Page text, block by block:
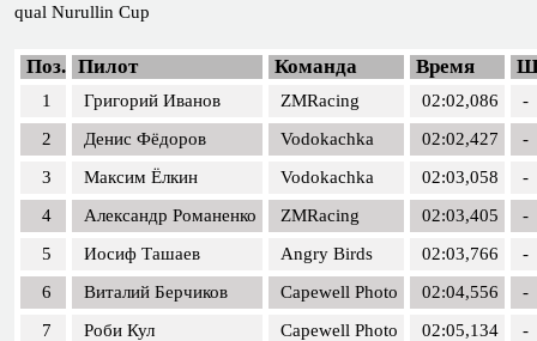
qual Nurullin Cup
Поз. Пилот Команда Время
1 Григорий Иванов ZMRacing 02:02,086
-
2
Денис Фёдоров Vodokachka 02:02,427
-
3
Максим Ёлкин Vodokachka 02:03,058
-
4
Александр Романенко ZMRacing 02:03,405
-
5
Иосиф Ташаев Angry Birds 02:03,766
-
6
Виталий Берчиков Capewell Photo 02:04,556
-
7
Роби Кул Capewell Photo 02:05,134 -